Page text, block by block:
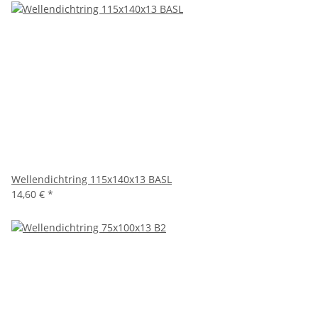
Wellendichtring 115x140x13 BASL
14,60 € *